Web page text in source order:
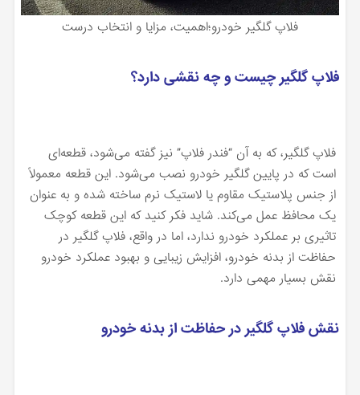
فلاپ گلگیر خودرو؛اهمیت، مزایا و انتخاب درست
فلاپ گلگیر چیست و چه نقشی دارد؟
فلاپ گلگیر، که به آن “فندر فلاپ” نیز گفته می‌شود، قطعه‌ای
است که در پایین گلگیر خودرو نصب می‌شود. این قطعه معمولاً
از جنس پلاستیک مقاوم یا لاستیک نرم ساخته شده و به عنوان
یک محافظ عمل می‌کند. شاید فکر کنید که این قطعه کوچک
تاثیری بر عملکرد خودرو ندارد، اما در واقع، فلاپ گلگیر در
حفاظت از بدنه خودرو، افزایش زیبایی و بهبود عملکرد خودرو
نقش بسیار مهمی دارد.
نقش فلاپ گلگیر در حفاظت از بدنه خودرو